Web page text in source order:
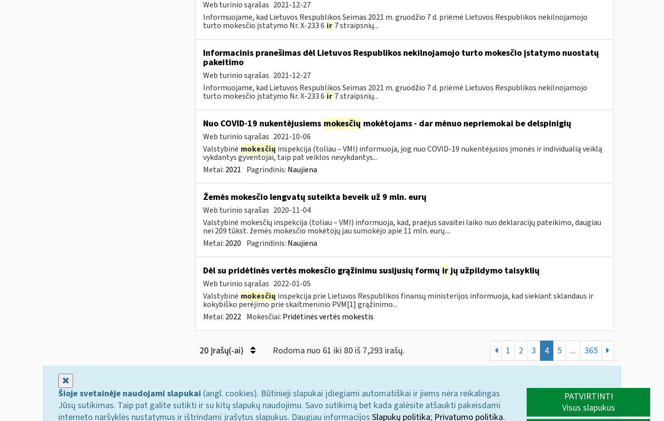
Web turinio sąrašas 2021-12-27
Informuojame, kad Lietuvos Respublikos Seimas 2021 m. gruodžio 7 d. priėmė Lietuvos Respublikos nekilnojamojo
turto mokesčio įstatymo Nr. X-233 6 ir 7 straipsnių...
Informacinis pranešimas dėl Lietuvos Respublikos nekilnojamojo turto mokesčio įstatymo nuostatų
pakeitimo
Web turinio sąrašas 2021-12-27
Informuojame, kad Lietuvos Respublikos Seimas 2021 m. gruodžio 7 d. priėmė Lietuvos Respublikos nekilnojamojo
turto mokesčio įstatymo Nr. X-233 6 ir 7 straipsnių...
Nuo COVID-19 nukentėjusiems mokesčių mokėtojams - dar mėnuo nepriemokai be delspinigių
Web turinio sąrašas 2021-10-06
Valstybinė mokesčių inspekcija (toliau – VMI) informuoja, jog nuo COVID-19 nukentėjusios įmonės ir individualią veiklą
vykdantys gyventojai, taip pat veiklos nevykdantys...
Metai: 2021 Pagrindinis: Naujiena
Žemės mokesčio lengvatų suteikta beveik už 9 mln. eurų
Web turinio sąrašas 2020-11-04
Valstybinė mokesčių inspekcija (toliau – VMI) informuoja, kad, praėjus savaitei laiko nuo deklaracijų pateikimo, daugiau
nei 209 tūkst. žemės mokesčio mokėtojų jau sumokėjo apie 11 mln. eurų....
Metai: 2020 Pagrindinis: Naujiena
Dėl su pridėtinės vertės mokesčio grąžinimu susijusių formų irjų užpildymo taisyklių
Web turinio sąrašas 2022-01-05
Valstybinė mokesčių inspekcija prie Lietuvos Respublikos finansų ministerijos informuoja, kad siekiant sklandaus ir
kokybiško perėjimo prie skaitmeninio PVM[1] grąžinimo...
Metai: 2022 Mokesčiai: Pridėtinės vertės mokestis
20 Įrašų(-ai) Rodoma nuo 61 iki 80 iš 7,293 irašų. 1 2 3 4 5 ... 365
Šioje svetainėje naudojami slapukai (angl. cookies). Būtinieji slapukai įdiegiami automatiškai ir jiems nėra reikalingas
Jūsų sutikimas. Taip pat galite sutikti ir su kitų slapukų naudojimu. Savo sutikimą bet kada galėsite atšaukti pakeisdami
interneto naršyklės nustatymus ir ištrindami įrašytus slapukus. Daugiau informacijos Slapukų politika; Privatumo politika.
PATVIRTINTI
Visus slapukus